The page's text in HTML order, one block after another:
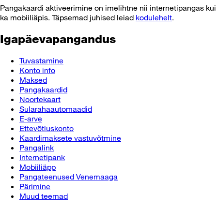
Pangakaardi aktiveerimine on imelihtne nii internetipangas kui
ka mobiiliäpis. Täpsemad juhised leiad kodulehelt.
Igapäevapangandus
Tuvastamine
Konto info
Maksed
Pangakaardid
Noortekaart
Sularahaautomaadid
E-arve
Ettevõtluskonto
Kaardimaksete vastuvõtmine
Pangalink
Internetipank
Mobiiliäpp
Pangateenused Venemaaga
Pärimine
Muud teemad